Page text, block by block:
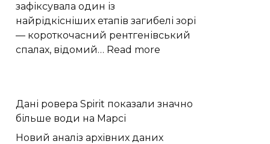
зафіксувала один із
найрідкісніших етапів загибелі зорі
— короткочасний рентгенівський
спалах, відомий… Read more
рідкісний
наднової
Дані ровера Spirit показали значно
більше води на Марсі
Новий аналіз архівних даних